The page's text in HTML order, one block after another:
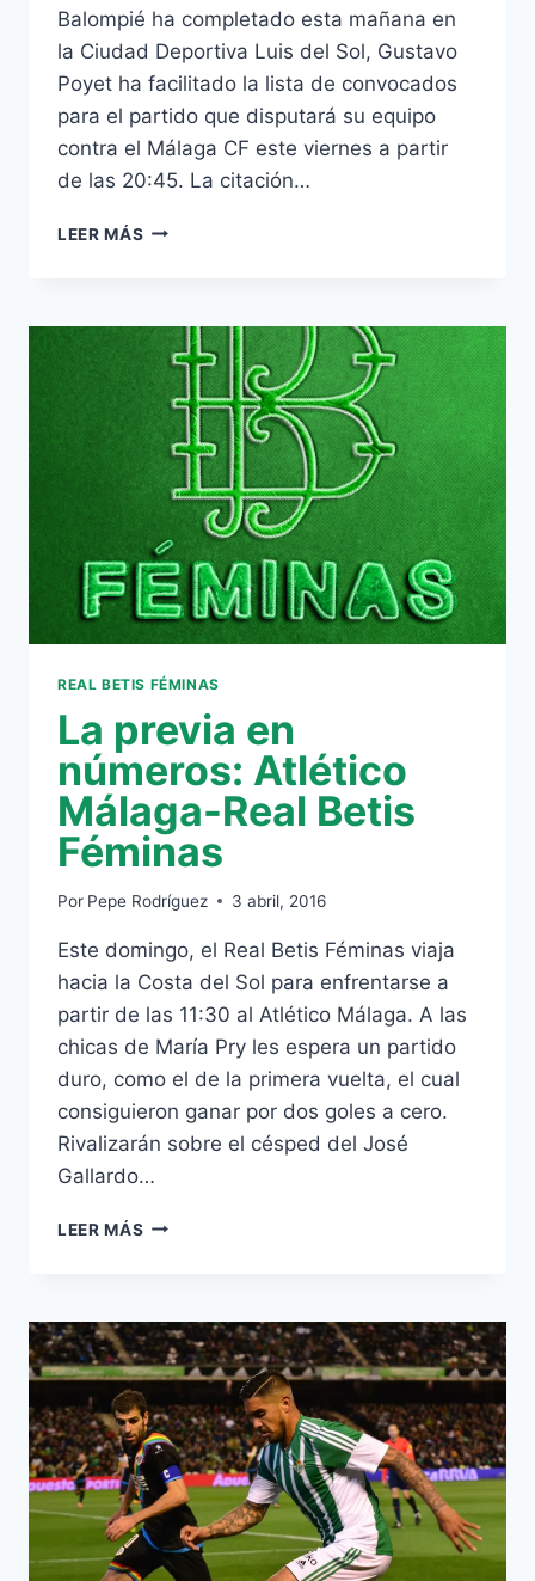
Balompié ha completado esta mañana en
la Ciudad Deportiva Luis del Sol, Gustavo
Poyet ha facilitado la lista de convocados
para el partido que disputará su equipo
contra el Málaga CF este viernes a partir
de las 20:45. La citación…
LEER MÁS RAFA
NOVEDADES
EN
UNA
LISTA
SIN
LATERAL
ZURDO
PERO
CON
RUBÉN
CASTRO
REAL BETIS FÉMINAS
La previa en
números: Atlético
Málaga-Real Betis
Féminas
Por Pepe Rodríguez 3 abril, 2016
Este domingo, el Real Betis Féminas viaja
hacia la Costa del Sol para enfrentarse a
partir de las 11:30 al Atlético Málaga. A las
chicas de María Pry les espera un partido
duro, como el de la primera vuelta, el cual
consiguieron ganar por dos goles a cero.
Rivalizarán sobre el césped del José
Gallardo…
LEER MÁS LA
ATLÉTICO
MÁLAGA-
REAL
BETIS
FÉMINAS